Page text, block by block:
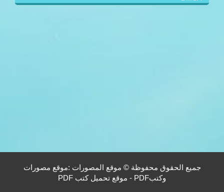
جميع الحقوق محفوظة © موقع المصورات :موقع مصورات
وكتبPDF - موقع تحميل كتب PDF